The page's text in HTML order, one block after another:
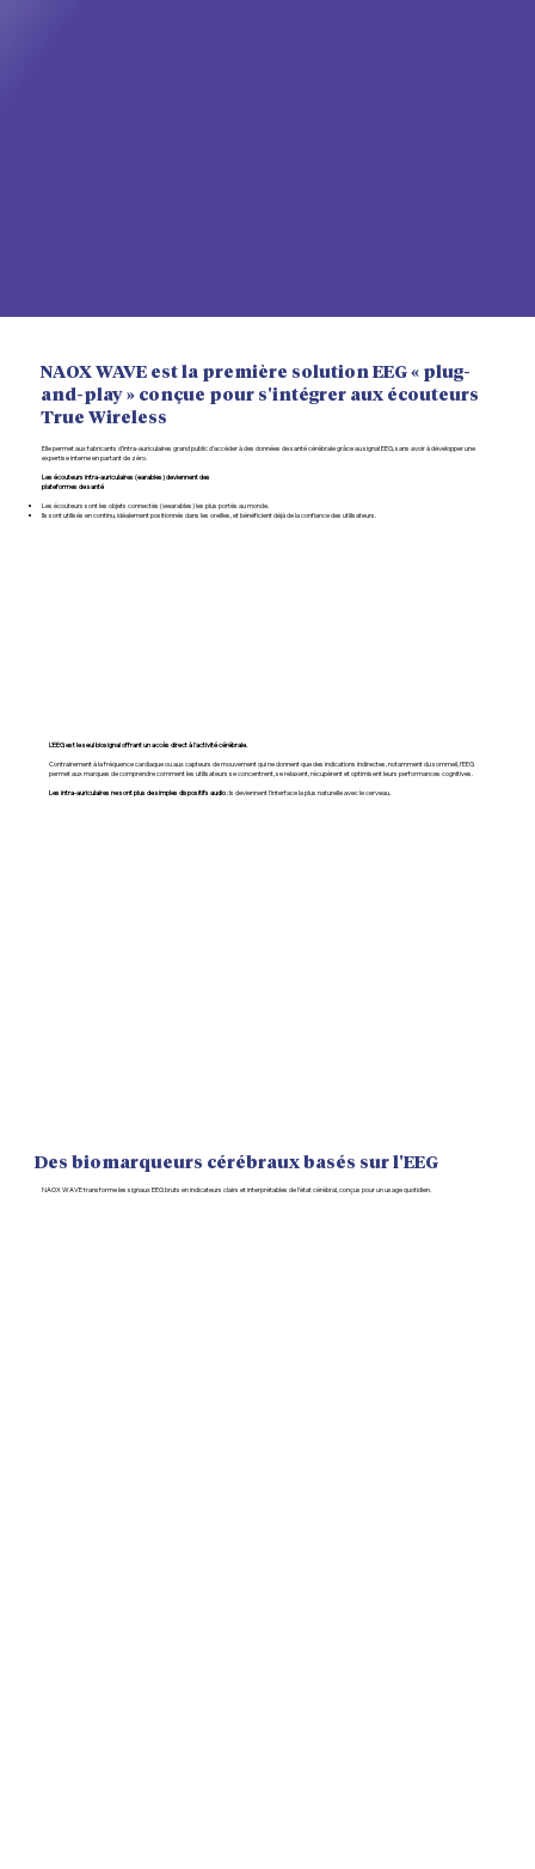
NAOX WAVE est la première solution EEG « plug-
and-play » conçue pour s'intégrer aux écouteurs
True Wireless
Elle permet aux fabricants d’intra-auriculaires grand public d'accéder à des données de santé cérébrale grâce au signal EEG, sans avoir à développer une
expertise interne en partant de zéro.
Les écouteurs intra-auriculaires (earables) deviennent des
plateformes de santé
Les écouteurs sont les objets connectés (wearables) les plus portés au monde.
Ils sont utilisés en continu, idéalement positionnés dans les oreilles, et bénéficient déjà de la confiance des utilisateurs.
L'EEG est le seul biosignal offrant un accès direct à l'activité cérébrale.
Contrairement à la fréquence cardiaque ou aux capteurs de mouvement qui ne donnent que des indications indirectes, notamment du sommeil, l'EEG
permet aux marques de comprendre comment les utilisateurs se concentrent, se relaxent, récupèrent et optimisent leurs performances cognitives.
Les intra-auriculaires ne sont plus de simples dispositifs audio :ls deviennent l'interface la plus naturelle avec le cerveau.
Des biomarqueurs cérébraux basés sur l'EEG
NAOX WAVE transforme les signaux EEG bruts en indicateurs clairs et interprétables de l’état cérébral, conçus pour un usage quotidien.